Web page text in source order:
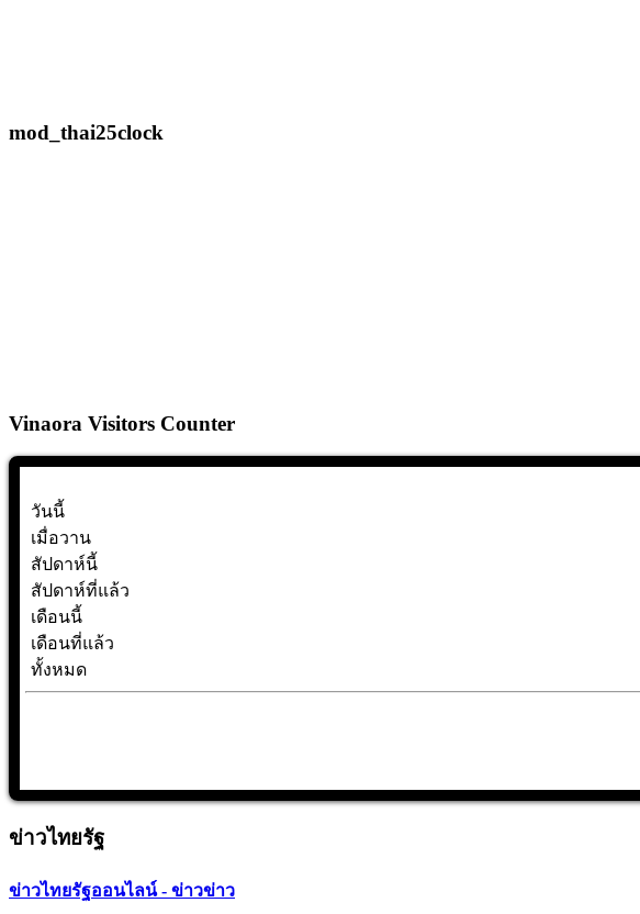
mod_thai25clock
Vinaora Visitors Counter
วันนี้
เมื่อวาน
สัปดาห์นี้
สัปดาห์ที่แล้ว
เดือนนี้
เดือนที่แล้ว
ทั้งหมด
ข่าวไทยรัฐ
ข่าวไทยรัฐออนไลน์ - ข่าวข่าว